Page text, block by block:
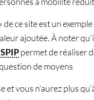
de ce site est un
ajoutée. À noter
SPIPpermet de réaliser
de moyens
et vous n’aurez plus